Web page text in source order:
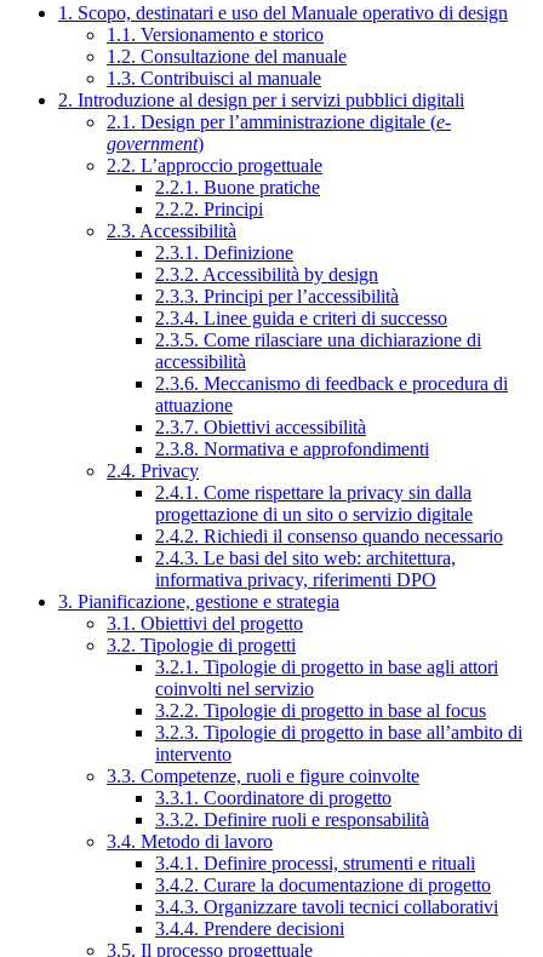
1. Scopo, destinatari e uso del Manuale operativo di design
1.1. Versionamento e storico
1.2. Consultazione del manuale
1.3. Contribuisci al manuale
2. Introduzione al design per i servizi pubblici digitali
2.1. Design per l’amministrazione digitale (e-
government)
2.2. L’approccio progettuale
2.2.1. Buone pratiche
2.2.2. Principi
2.3. Accessibilità
2.3.1. Definizione
2.3.2. Accessibilità by design
2.3.3. Principi per l’accessibilità
2.3.4. Linee guida e criteri di successo
2.3.5. Come rilasciare una dichiarazione di
accessibilità
2.3.6. Meccanismo di feedback e procedura di
attuazione
2.3.7. Obiettivi accessibilità
2.3.8. Normativa e approfondimenti
2.4. Privacy
2.4.1. Come rispettare la privacy sin dalla
progettazione di un sito o servizio digitale
2.4.2. Richiedi il consenso quando necessario
2.4.3. Le basi del sito web: architettura,
informativa privacy, riferimenti DPO
3. Pianificazione, gestione e strategia
3.1. Obiettivi del progetto
3.2. Tipologie di progetti
3.2.1. Tipologie di progetto in base agli attori
coinvolti nel servizio
3.2.2. Tipologie di progetto in base al focus
3.2.3. Tipologie di progetto in base all’ambito di
intervento
3.3. Competenze, ruoli e figure coinvolte
3.3.1. Coordinatore di progetto
3.3.2. Definire ruoli e responsabilità
3.4. Metodo di lavoro
3.4.1. Definire processi, strumenti e rituali
3.4.2. Curare la documentazione di progetto
3.4.3. Organizzare tavoli tecnici collaborativi
3.4.4. Prendere decisioni
3.5. Il processo progettuale